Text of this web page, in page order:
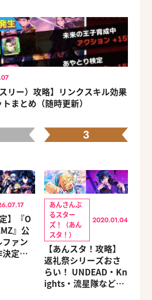
リー）攻略】リンクスキル効果
まとめ（随時更新）
】『O
』公
ァン
定！
3
あんさんぶ
るスター
ズ！（あん
スタ！）
2020.01.04
【あんスタ！攻略】
返礼祭シリーズおさ
らい！ UNDEAD・Kn
ights・流星隊など、